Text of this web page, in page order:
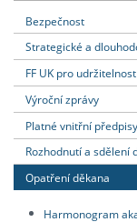
Bezpečnost
Strategické a
FF UK pro udržitelnost
Výroční zprávy
Platné vnitřní předpisy
Rozhodnutí a sdělení
Opatření děkana
Harmonogram